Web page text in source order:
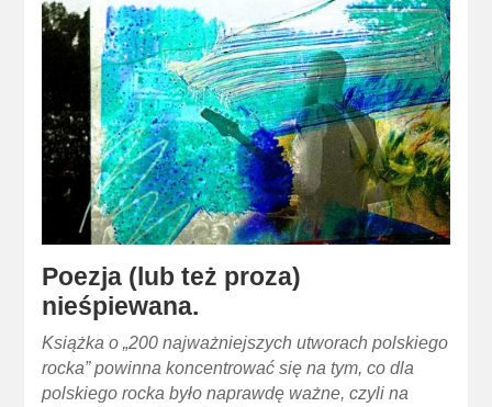
Poezja (lub też proza)
nieśpiewana.
Książka o „200 najważniejszych utworach polskiego
rocka” powinna koncentrować się na tym, co dla
polskiego rocka było naprawdę ważne, czyli na